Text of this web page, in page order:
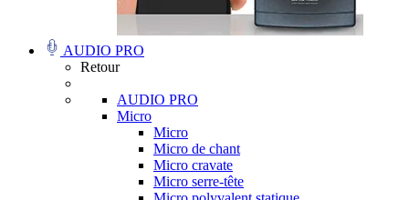
AUDIO PRO
Retour
AUDIO PRO
Micro
Micro
Micro de chant
Micro cravate
Micro serre-tête